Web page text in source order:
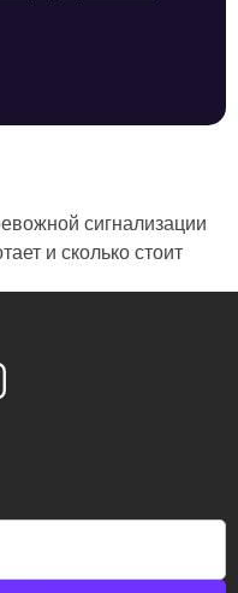
сигнализации
и сколько стоит